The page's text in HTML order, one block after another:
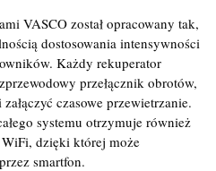
VASCO został opracowany tak,
dostosowania intensywności
Każdy rekuperator
przełącznik obrotów,
czasowe przewietrzanie.
systemu otrzymuje również
dzięki której może
smartfon.